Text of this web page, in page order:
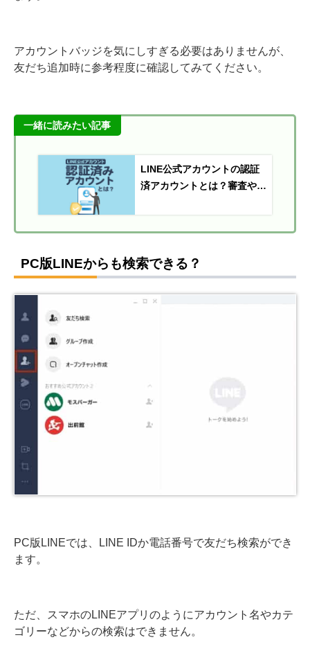
アカウントバッジを気にしすぎる必要はありませんが、
友だち追加時に参考程度に確認してみてください。
一緒に読みたい記事
LINE公式アカウントの認証
済アカウントとは？審査や認
PC版LINEからも検索できる？
PC版LINEでは、LINE IDか電話番号で友だち検索ができ
ます。
ただ、スマホのLINEアプリのようにアカウント名やカテ
ゴリーなどからの検索はできません。